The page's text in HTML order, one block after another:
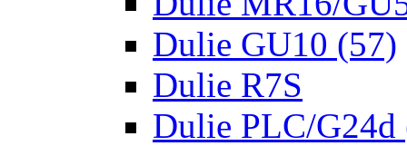
Dulie GU10 (57)
Dulie R7S
Dulie PLC/G24d